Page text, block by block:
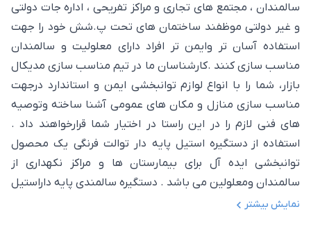
سالمندان ، مجتمع های تجاری و مراکز تفریحی ، اداره جات دولتی
و غیر دولتی موظفند ساختمان های تحت پ.شش خود را جهت
استفاده آسان تر وایمن تر افراد دارای معلولیت و سالمندان
مناسب سازی کنند .کارشناسان ما در تیم مناسب سازی مدیکال
بازار، شما را با انواع لوازم توانبخشی ایمن و استاندارد درجهت
مناسب سازی منازل و مکان های عمومی آشنا ساخته وتوصیه
های فنی لازم را در این راستا در اختیار شما قرارخواهند داد .
استفاده از دستگیره استیل پایه دار توالت فرنگی یک محصول
توانبخشی ایده آل برای بیمارستان ها و مراکز نکهداری از
سالمندان ومعلولین می باشد . دستگیره سالمندی پایه داراستیل
از یک طرف به دیوار نصب می شود واز طرف دیگر از دو نقطه به
نمایش بیشتر